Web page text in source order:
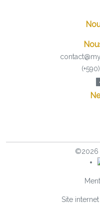
©2026
Site